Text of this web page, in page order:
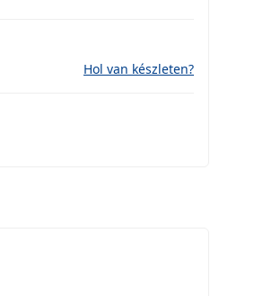
Hol van készleten?